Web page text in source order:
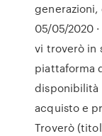
05/05/2020
vi troverò in
piattaforma
disponibilità
acquisto e
Troverò